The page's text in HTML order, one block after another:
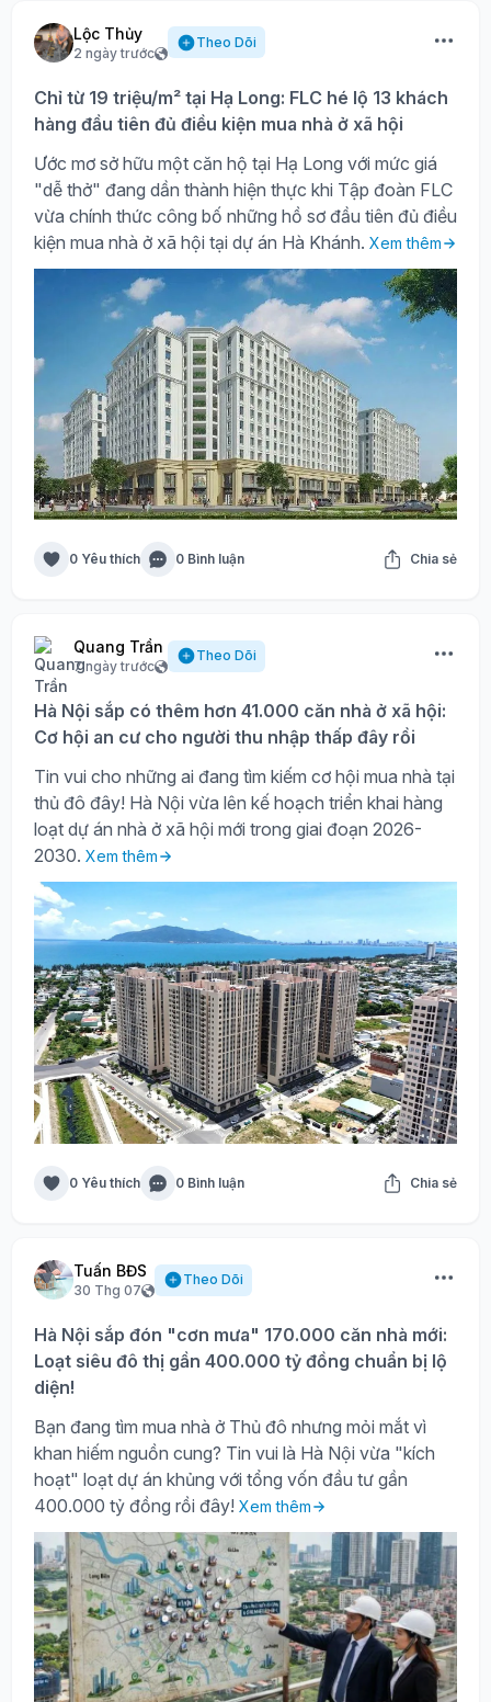
Lộc Thủy
2 ngày trước
Theo Dõi
Chỉ từ 19 triệu/m² tại Hạ Long: FLC hé lộ 13 khách
hàng đầu tiên đủ điều kiện mua nhà ở xã hội
Ước mơ sở hữu một căn hộ tại Hạ Long với mức giá
"dễ thở" đang dần thành hiện thực khi Tập đoàn FLC
vừa chính thức công bố những hồ sơ đầu tiên đủ điều
kiện mua nhà ở xã hội tại dự án Hà Khánh. Xem thêm
0 Yêu thích 0 Bình luận Chia sẻ
Quang Trần
7 ngày trước
Theo Dõi
Hà Nội sắp có thêm hơn 41.000 căn nhà ở xã hội:
Cơ hội an cư cho người thu nhập thấp đây rồi
Tin vui cho những ai đang tìm kiếm cơ hội mua nhà tại
thủ đô đây! Hà Nội vừa lên kế hoạch triển khai hàng
loạt dự án nhà ở xã hội mới trong giai đoạn 2026-
2030. Xem thêm
0 Yêu thích 0 Bình luận Chia sẻ
Tuấn BĐS
30 Thg 07
Theo Dõi
Hà Nội sắp đón "cơn mưa" 170.000 căn nhà mới:
Loạt siêu đô thị gần 400.000 tỷ đồng chuẩn bị lộ
diện!
Bạn đang tìm mua nhà ở Thủ đô nhưng mỏi mắt vì
khan hiếm nguồn cung? Tin vui là Hà Nội vừa "kích
hoạt" loạt dự án khủng với tổng vốn đầu tư gần
400.000 tỷ đồng rồi đây! Xem thêm